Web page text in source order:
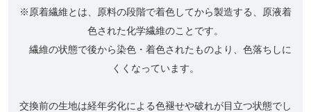
※原着繊維とは、原料の段階で着色してから製造する、原液着
色された化学繊維のことです。
繊維の状態で後から染色・着色されたものより、色落ちしに
くくなっています。
交換前の生地は経年劣化による色褪せや破れが目立つ状態でし